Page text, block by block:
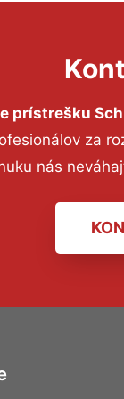
prístrešku
za
nás